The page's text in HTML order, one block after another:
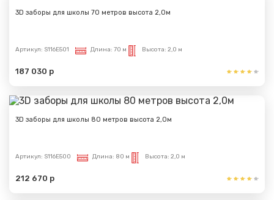
3D заборы для школы 70 метров высота 2,0м
Артикул: S116E501 Длина: 70 м Высота: 2,0 м
187 030 р
3D заборы для школы 80 метров высота 2,0м
Артикул: S116E500 Длина: 80 м Высота: 2,0 м
212 670 р